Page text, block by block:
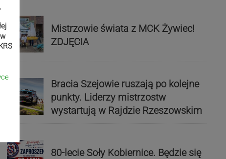
Mistrzowie świata z MCK Żywiec!
ZDJĘCIA
Bracia Szejowie ruszają po kolejne
punkty. Liderzy mistrzostw
wystartują w Rajdzie Rzeszowskim
80-lecie Soły Kobiernice. Będzie się